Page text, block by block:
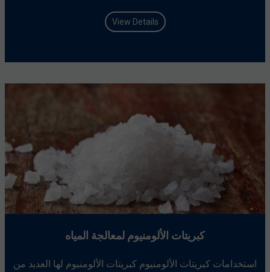
View Details
كبريتات الألومنيوم لمعالجة المياه
استخدامات كبريتات الألومنيوم كبريتات الألومنيوم لها العديد من